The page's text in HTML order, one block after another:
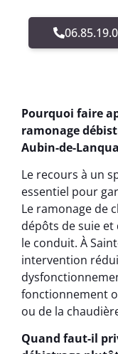
Pourquoi faire
ramonage
Aubin-de-
Le recours à un
essentiel pour
Le ramonage de
dépôts de suie et
le conduit. À
intervention
fonctionnement
ou de la
Quand faut-il